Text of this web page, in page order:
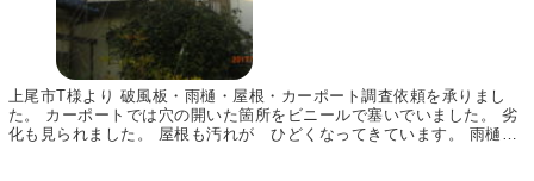
上尾市T様より 破風板・雨樋・屋根・カーポート調査依頼を承りまし
た。 カーポートでは穴の開いた箇所をビニールで塞いでいました。 劣
化も見られました。 屋根も汚れが ひどくなってきています。 雨樋で